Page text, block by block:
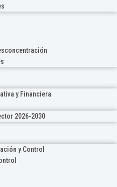
y Financiera
2026-2030
y Control